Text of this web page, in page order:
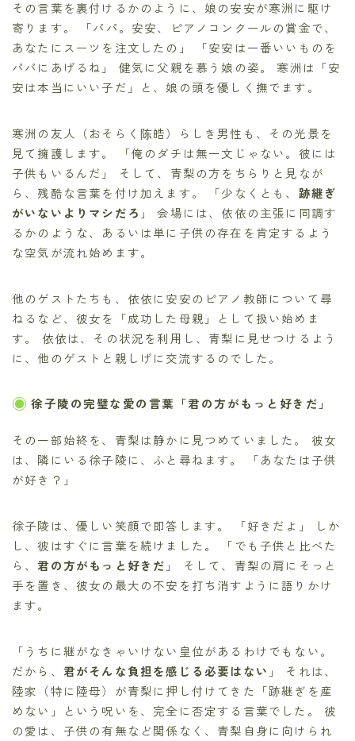
その言葉を裏付けるかのように、娘の安安が寒洲に駆け
寄ります。 「パパ。安安、ピアノコンクールの賞金で、
あなたにスーツを注文したの」 「安安は一番いいものを
パパにあげるね」 健気に父親を慕う娘の姿。 寒洲は「安
安は本当にいい子だ」と、娘の頭を優しく撫でます。
寒洲の友人（おそらく陈皓）らしき男性も、その光景を
見て擁護します。 「俺のダチは無一文じゃない。彼には
子供もいるんだ」 そして、青梨の方をちらりと見なが
ら、残酷な言葉を付け加えます。 「少なくとも、 跡継ぎ
がいないよりマシだろ 」 会場には、依依の主張に同調す
るかのような、あるいは単に子供の存在を肯定するよう
な空気が流れ始めます。
他のゲストたちも、依依に安安のピアノ教師について尋
ねるなど、彼女を「成功した母親」として扱い始めま
す。 依依は、その状況を利用し、青梨に見せつけるよう
に、他のゲストと親しげに交流するのでした。
徐子陵の完璧な愛の言葉「君の方がもっと好きだ」
その一部始終を、青梨は静かに見つめていました。 彼女
は、隣にいる徐子陵に、ふと尋ねます。 「あなたは子供
が好き？」
徐子陵は、優しい笑顔で即答します。 「好きだよ」 しか
し、彼はすぐに言葉を続けました。 「でも子供と比べた
ら、君の方がもっと好きだ 」 そして、青梨の肩にそっと
手を置き、彼女の最大の不安を打ち消すように語りかけ
ます。
「うちに継がなきゃいけない皇位があるわけでもない。
だから、 君がそんな負担を感じる必要はない 」 それは、
陸家（特に陸母）が青梨に押し付けてきた「跡継ぎを産
めない」という呪いを、完全に否定する言葉でした。 彼
の愛は、子供の有無など関係なく、青梨自身に向けられ